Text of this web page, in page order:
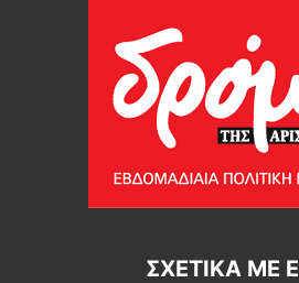
ΣΧΕΤΙΚΆ ΜΕ